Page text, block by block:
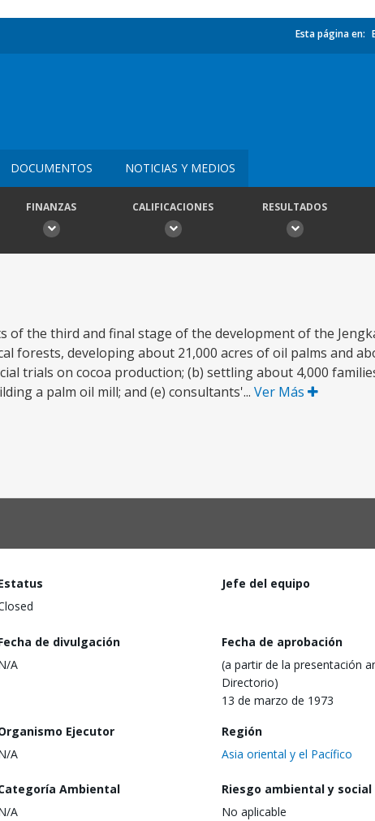
Esta página en:
DOCUMENTOS NOTICIAS Y MEDIOS
FINANZAS CALIFICACIONES RESULTADOS
of the third and final stage of the development of the
forests, developing about 21,000 acres of oil palms and
trials on cocoa production; (b) settling about 4,000
a palm oil mill; and (e) consultants'... Ver Más
Jefe del equipo
de divulgación
A
Fecha de aprobación
(a partir de la presentación
Directorio)
13 de marzo de 1973
Ejecutor
A
Región
Asia oriental y el Pacífico
Ambiental
A
Riesgo ambiental y social
No aplicable